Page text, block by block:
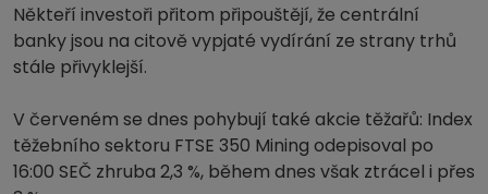
Někteří investoři přitom připouštějí, že centrální
banky jsou na citově vypjaté vydírání ze strany trhů
stále přivyklejší.
V červeném se dnes pohybují také akcie těžařů: Index
těžebního sektoru FTSE 350 Mining odepisoval po
16:00 SEČ zhruba 2,3 %, během dnes však ztrácel i přes